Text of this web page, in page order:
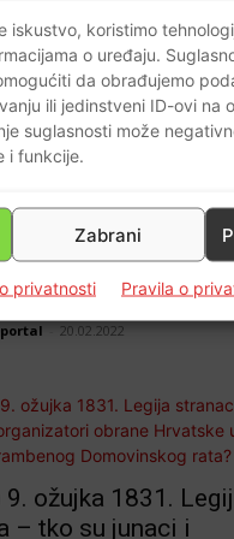
iskustvo, koristimo
o uređaju.
da obrađujemo
ili jedinstveni ID-ovi na
suglasnosti može
i funkcije.
Zabrani
privatnosti Pravila o
HVALA VAM
MOJI! Bruno
70.
i zajedno sa
stvorio, obučio i
HRVATSKE
20.02.2022
9. ožujka 1831.
– tko su junaci i